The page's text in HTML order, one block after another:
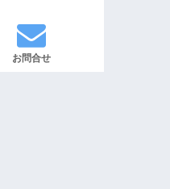
お問合せ